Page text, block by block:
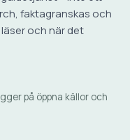
faktagranskas och
och när det
på öppna källor och